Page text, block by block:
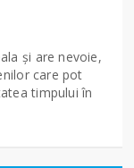
și are nevoie,
care pot
timpului în